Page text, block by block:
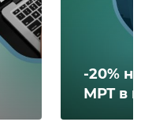
-20% на
МРТ в